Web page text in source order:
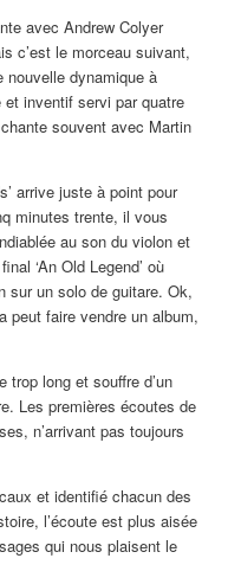
avec Andrew Colyer
c’est le morceau suivant,
nouvelle dynamique à
et inventif servi par quatre
souvent avec Martin
arrive juste à point pour
minutes trente, il vous
au son du violon et
‘An Old Legend’ où
sur un solo de guitare. Ok,
peut faire vendre un album,
trop long et souffre d’un
Les premières écoutes de
n’arrivant pas toujours
et identifié chacun des
l’écoute est plus aisée
qui nous plaisent le